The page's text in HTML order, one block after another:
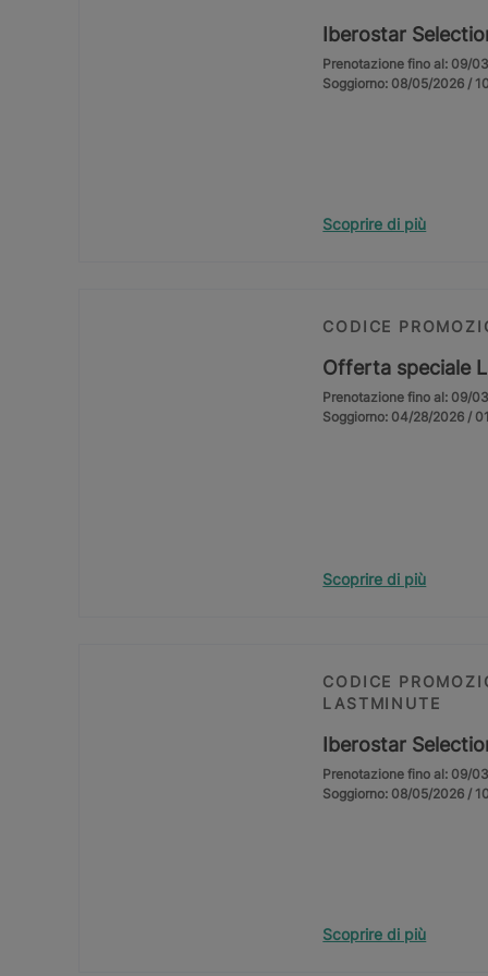
Iberostar
Prenotazione fino al: 09/
Soggiorno: 08/05/2026 /
Scoprire di più
CODICE
Offerta speciale
Prenotazione fino al: 09/
Soggiorno: 04/28/2026 /
Scoprire di più
CODICE
LASTMINUTE
Iberostar
Prenotazione fino al: 09/
Soggiorno: 08/05/2026 /
Scoprire di più